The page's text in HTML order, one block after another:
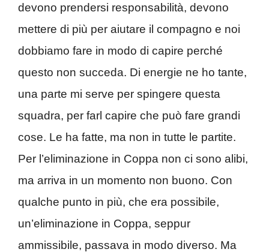
devono prendersi responsabilità, devono
mettere di più per aiutare il compagno e noi
dobbiamo fare in modo di capire perché
questo non succeda. Di energie ne ho tante,
una parte mi serve per spingere questa
squadra, per farl capire che può fare grandi
cose. Le ha fatte, ma non in tutte le partite.
Per l’eliminazione in Coppa non ci sono alibi,
ma arriva in un momento non buono. Con
qualche punto in più, che era possibile,
un’eliminazione in Coppa, seppur
ammissibile, passava in modo diverso. Ma